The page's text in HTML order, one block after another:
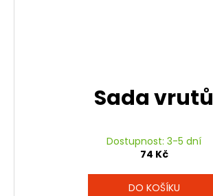
Sada vrutů
Dostupnost: 3-5 dní
74 Kč
DO KOŠÍKU